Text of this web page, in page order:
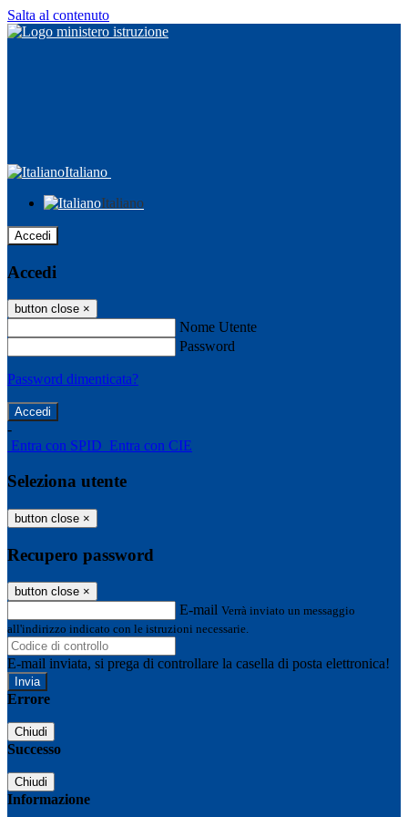
Salta al contenuto
Italiano
Italiano
Accedi
Accedi
button close ×
Nome Utente
Password
Password dimenticata?
-
Entra con SPID Entra con CIE
Seleziona utente
button close ×
Recupero password
button close ×
E-mail Verrà inviato un messaggio
all'indirizzo indicato con le istruzioni necessarie.
E-mail inviata, si prega di controllare la casella di posta elettronica!
Errore
Chiudi
Successo
Chiudi
Informazione